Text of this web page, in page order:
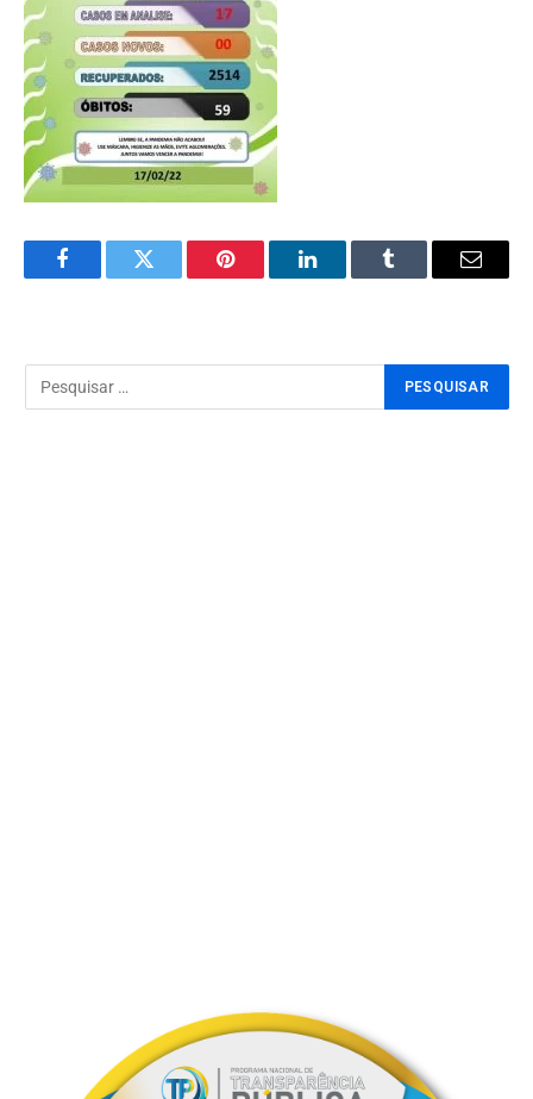
FacebookTwitter Pinterest LinkedInTumblr Email